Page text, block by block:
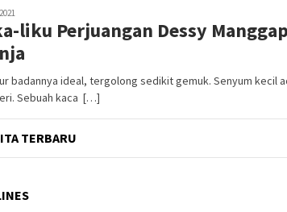
liku Perjuangan Dessy
badannya ideal, tergolong sedikit gemuk. Senyum kecil
Sebuah kaca […]
TERBARU